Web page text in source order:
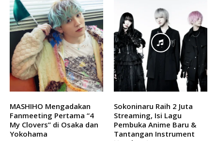
MASHIHO Mengadakan
Fanmeeting Pertama “4
My Clovers” di Osaka dan
Yokohama
Sokoninaru Raih 2 Juta
Streaming, Isi Lagu
Pembuka Anime Baru &
Tantangan Instrument